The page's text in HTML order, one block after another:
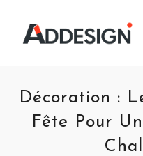
Décoration :
Fête Pour